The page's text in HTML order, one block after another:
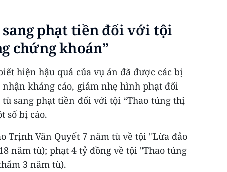
phạt tiền đối với tội
chứng khoán”
hiện hậu quả của vụ án đã được các bị
nhận kháng cáo, giảm nhẹ hình phạt đối
sang phạt tiền đối với tội “Thao túng thị
số bị cáo.
Trịnh Văn Quyết 7 năm tù về tội "Lừa đảo
năm tù); phạt 4 tỷ đồng về tội "Thao túng
3 năm tù).